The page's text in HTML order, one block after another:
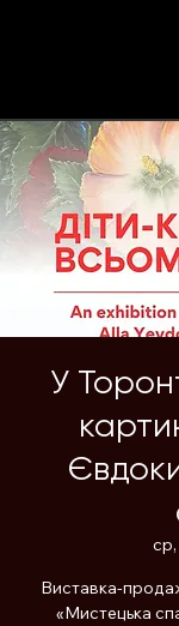
У
Виставка-
«Мистецька